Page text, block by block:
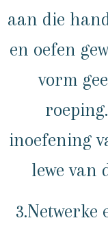
aan die
en oefen
vorm
inoefening
lewe van
3.Netwerke